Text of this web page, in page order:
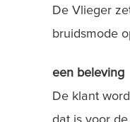
De Vlieger
bruidsmode
een beleving
De klant